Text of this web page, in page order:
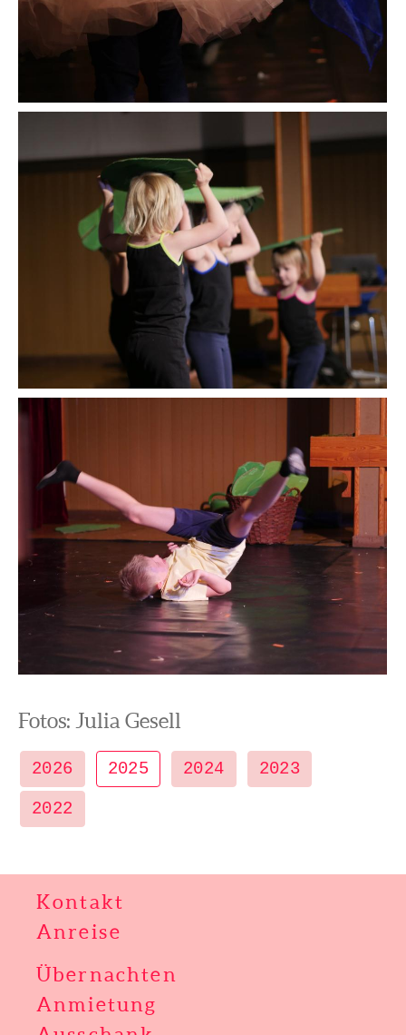
Fotos: Julia Gesell
2026 2025 2024
2023
2022
Kontakt
Anreise
Übernachten
Anmietung